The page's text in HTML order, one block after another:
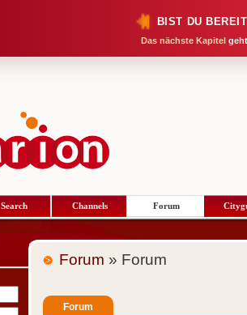
BIST DU
Das nächste Kapitel
Search Channels Forum
Forum » Forum
Forum